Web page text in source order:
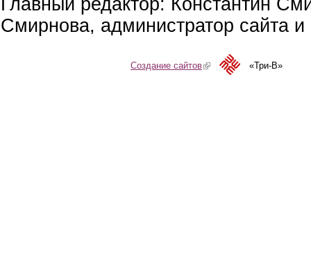
Главный редактор: Константин
Смирнова, администратор сайта
Создание сайтов(link is external)«Три-В»